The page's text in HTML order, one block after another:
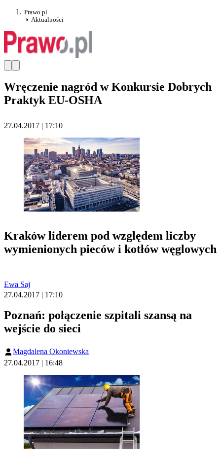
Prawo.pl
Aktualności
Wręczenie nagród w Konkursie Dobrych
Praktyk EU-OSHA
27.04.2017 | 17:10
Kraków liderem pod względem liczby
wymienionych pieców i kotłów węglowych
Ewa Saj
27.04.2017 | 17:10
Poznań: połączenie szpitali szansą na
wejście do sieci
Magdalena Okoniewska
27.04.2017 | 16:48